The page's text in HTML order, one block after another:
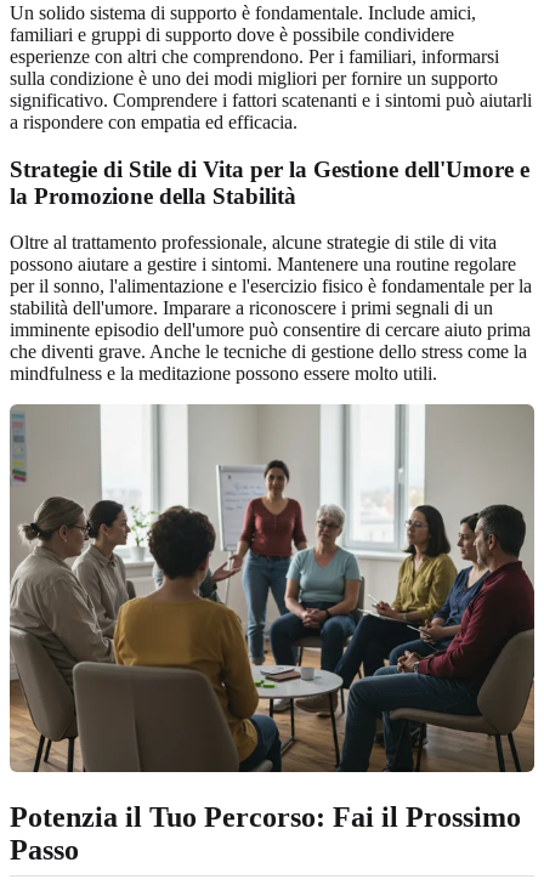
Un solido sistema di supporto è fondamentale. Include amici,
familiari e gruppi di supporto dove è possibile condividere
esperienze con altri che comprendono. Per i familiari, informarsi
sulla condizione è uno dei modi migliori per fornire un supporto
significativo. Comprendere i fattori scatenanti e i sintomi può aiutarli
a rispondere con empatia ed efficacia.
Strategie di Stile di Vita per la Gestione dell'Umore e
la Promozione della Stabilità
Oltre al trattamento professionale, alcune strategie di stile di vita
possono aiutare a gestire i sintomi. Mantenere una routine regolare
per il sonno, l'alimentazione e l'esercizio fisico è fondamentale per la
stabilità dell'umore. Imparare a riconoscere i primi segnali di un
imminente episodio dell'umore può consentire di cercare aiuto prima
che diventi grave. Anche le tecniche di gestione dello stress come la
mindfulness e la meditazione possono essere molto utili.
Potenzia il Tuo Percorso: Fai il Prossimo
Passo